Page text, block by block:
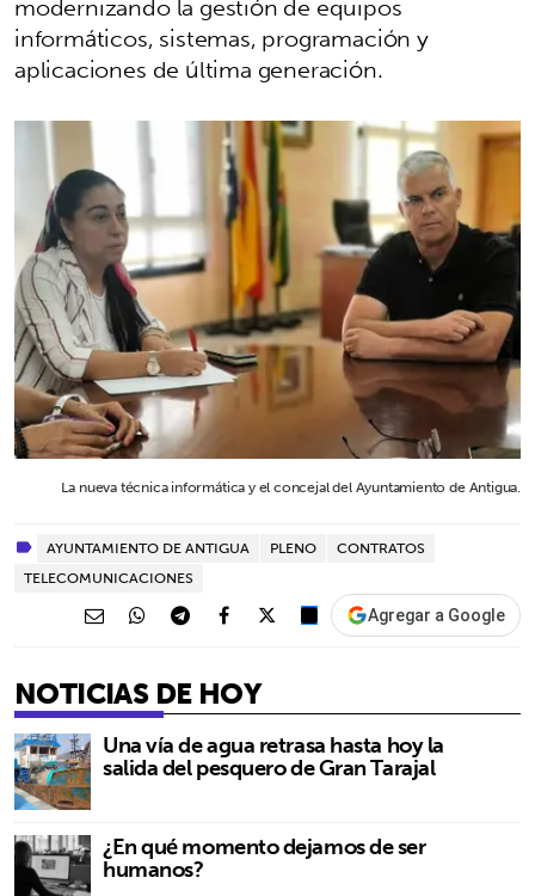
informáticos, sistemas, programación y
aplicaciones de última generación.
La nueva técnica informática y el concejal del Ayuntamiento de Antigua.
AYUNTAMIENTO DE ANTIGUA PLENO
CONTRATOS
TELECOMUNICACIONES
Agregar a Google
NOTICIAS DE HOY
Una vía de agua retrasa hasta hoy la
salida del pesquero de Gran Tarajal
¿En qué momento dejamos de ser
humanos?